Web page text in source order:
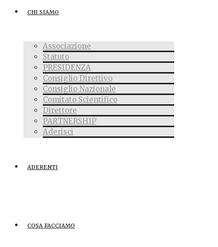
CHI SIAMO
Associazione
Statuto
PRESIDENZA
Consiglio Direttivo
Consiglio Nazionale
Comitato Scientifico
Direttore
PARTNERSHIP
Aderisci
ADERENTI
COSA FACCIAMO